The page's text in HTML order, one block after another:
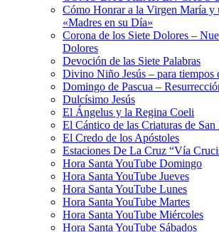
Cómo Honrar a la Virgen María y
«Madres en su Día»
Corona de los Siete Dolores –
Dolores
Devoción de las Siete Palabras
Divino Niño Jesús – para tiempos
Domingo de Pascua –
Dulcísimo Jesús
El Ángelus y la Regina Coeli
El Cántico de las Criaturas de
El Credo de los Apóstoles
Estaciones De La Cruz “Vía
Hora Santa YouTube Domingo
Hora Santa YouTube Jueves
Hora Santa YouTube Lunes
Hora Santa YouTube Martes
Hora Santa YouTube Miércoles
Hora Santa YouTube Sábados